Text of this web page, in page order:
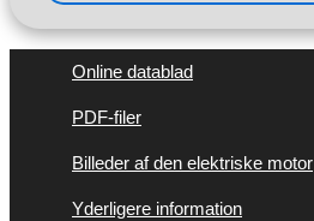
Online datablad
PDF-filer
Billeder af den elektriske motor
Yderligere information